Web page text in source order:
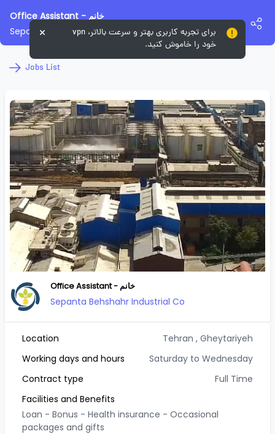
Office Assistant - خانم
Sepanta Behshahr Industrial Co
Jobs List
Office Assistant - خانم
Sepanta Behshahr Industrial Co
Location Tehran , Gheytariyeh
Working days and hours
Saturday to Wednesday
Contract type
Full Time
Facilities and Benefits
Loan - Bonus - Health insurance - Occasional
packages and gifts
برای تجربه کاربری بهتر و سرعت بالاتر، vpn
خود را خاموش کنید.